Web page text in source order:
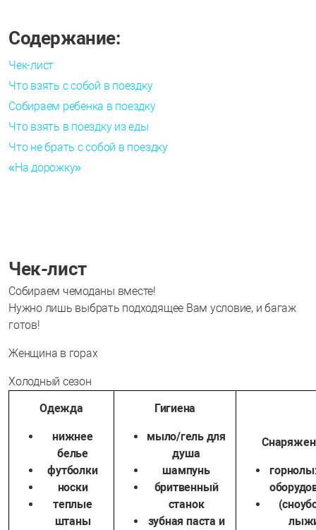
Содержание:
Чек-лист
Что взять с собой в поездку
Собираем ребенка в поездку
Что взять в поездку из еды
Что не брать с собой в поездку
«На дорожку»
Чек-лист
Собираем чемоданы вместе!
Нужно лишь выбрать подходящее Вам условие, и багаж
готов!
Женщина в горах
Холодный сезон
Одежда
нижнее
белье
футболки
носки
теплые
штаны
Гигиена
мыло/гель для
душа
шампунь
бритвенный
станок
зубная паста и